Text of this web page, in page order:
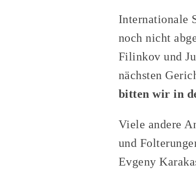
Internationale
noch nicht
Filinkov und
nächsten
bitten wir in
Viele andere
und
Evgeny